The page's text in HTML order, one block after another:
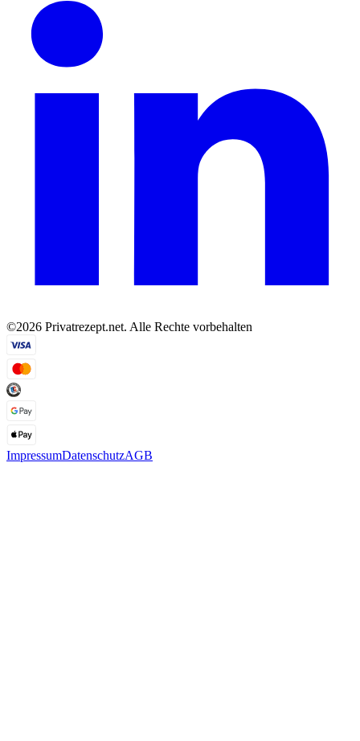
©2026 Privatrezept.net. Alle Rechte vorbehalten
ImpressumDatenschutzAGB